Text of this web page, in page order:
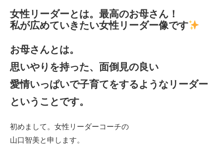
女性リーダーとは。最高のお母さん！
私が広めていきたい女性リーダー像です
お母さんとは。
思いやりを持った、面倒見の良い
愛情いっぱいで子育てをするようなリーダー
ということです。
初めまして。女性リーダーコーチの
山口智美と申します。